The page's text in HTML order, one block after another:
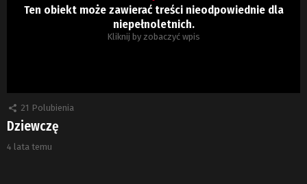
Ten obiekt może zawierać treści nieodpowiednie dla
niepełnoletnich.
Kliknij by zobaczyć wpis
21 Polubienia
Dziewczę
4 lata temu